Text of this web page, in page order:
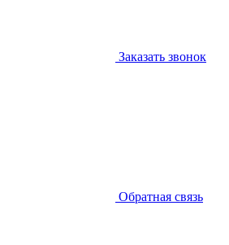
Заказать звонок
Обратная связь